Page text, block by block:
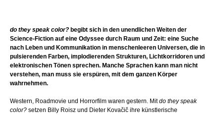
do they speak color? begibt sich in den unendlichen Weiten der
Science-Fiction auf eine Odyssee durch Raum und Zeit: eine Suche
nach Leben und Kommunikation in menschenleeren Universen, die in
pulsierenden Farben, implodierenden Strukturen, Lichtkorridoren und
elektronischen Tönen sprechen. Manche Sprachen kann man nicht
verstehen, man muss sie erspüren, mit dem ganzen Körper
wahrnehmen.
Western, Roadmovie und Horrorfilm waren gestern. Mitdo they speak
color? setzen Billy Roisz und Dieter Kovačič ihre künstlerische